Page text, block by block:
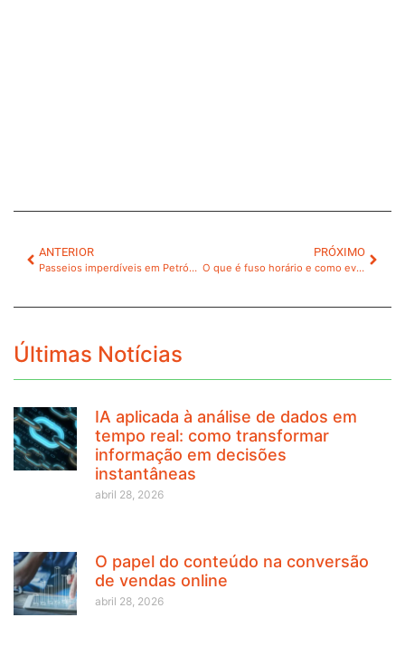
ANTERIOR
Passeios imperdíveis em Petrópolis em 1 dia
PRÓXIMO
O que é fuso horário e como evitar jet lag nas viagens?
Últimas Notícias
IA aplicada à análise de dados em
tempo real: como transformar
informação em decisões
instantâneas
abril 28, 2026
O papel do conteúdo na conversão
de vendas online
abril 28, 2026